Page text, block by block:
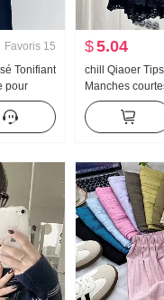
Favoris 15
Tonifiant
pour
60s
$5.04
chill Qiaoer
Manches
Désir u Collier
Tricoté Top